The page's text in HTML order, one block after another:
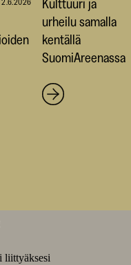
Kulttuuri ja
urheilu samalla
kentällä
SuomiAreenassa
liittyäksesi